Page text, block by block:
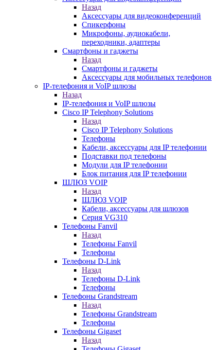
Назад
Аксессуары для видеоконференций
Спикерфоны
Микрофоны, аудиокабели,
переходники, адаптеры
Смартфоны и гаджеты
Назад
Смартфоны и гаджеты
Аксессуары для мобильных телефонов
IP-телефония и VoIP шлюзы
Назад
IP-телефония и VoIP шлюзы
Cisco IP Telephony Solutions
Назад
Cisco IP Telephony Solutions
Телефоны
Кабели, аксессуары для IP телефонии
Подставки под телефоны
Модули для IP телефонии
Блок питания для IP телефонии
ШЛЮЗ VOIP
Назад
ШЛЮЗ VOIP
Кабели, аксессуары для шлюзов
Серия VG310
Телефоны Fanvil
Назад
Телефоны Fanvil
Телефоны
Телефоны D-Link
Назад
Телефоны D-Link
Телефоны
Телефоны Grandstream
Назад
Телефоны Grandstream
Телефоны
Телефоны Gigaset
Назад